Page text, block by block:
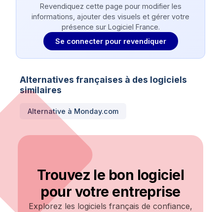
Revendiquez cette page pour modifier les
informations, ajouter des visuels et gérer votre
présence sur Logiciel France.
Se connecter pour revendiquer
Alternatives françaises à des logiciels
similaires
Alternative à Monday.com
Trouvez le bon logiciel
pour votre entreprise
Explorez les logiciels français de confiance,